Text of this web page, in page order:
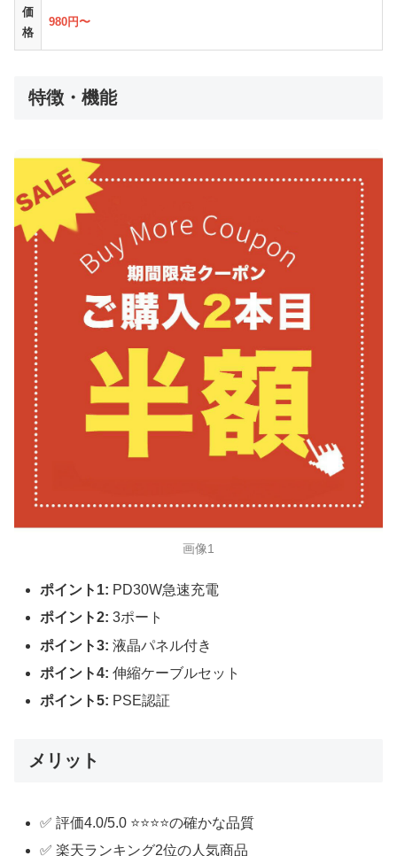
価
格
980円〜
特徴・機能
画像1
ポイント1: PD30W急速充電
ポイント2: 3ポート
ポイント3: 液晶パネル付き
ポイント4: 伸縮ケーブルセット
ポイント5: PSE認証
メリット
✅ 評価4.0/5.0 ⭐⭐⭐⭐の確かな品質
✅ 楽天ランキング2位の人気商品